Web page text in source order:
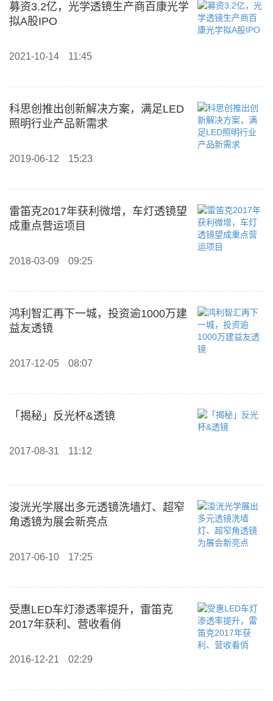
募资3.2亿，光学透镜生产商百康光学
拟A股IPO
2021-10-14 11:45
科思创推出创新解决方案，满足LED
照明行业产品新需求
2019-06-12 15:23
雷笛克2017年获利微增，车灯透镜望
成重点营运项目
2018-03-09 09:25
鸿利智汇再下一城，投资逾1000万建
益友透镜
2017-12-05 08:07
「揭秘」反光杯&透镜
2017-08-31 11:12
浚洸光学展出多元透镜洗墙灯、超窄
角透镜为展会新亮点
2017-06-10 17:25
受惠LED车灯渗透率提升，雷笛克
2017年获利、营收看俏
2016-12-21 02:29